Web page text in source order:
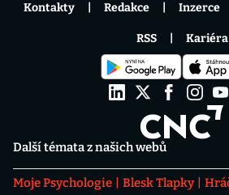
Další témata z našich webů
Moje Psychologie Blesk Tlapky
Kontakty Redakce Inzerce
RSS Kariéra